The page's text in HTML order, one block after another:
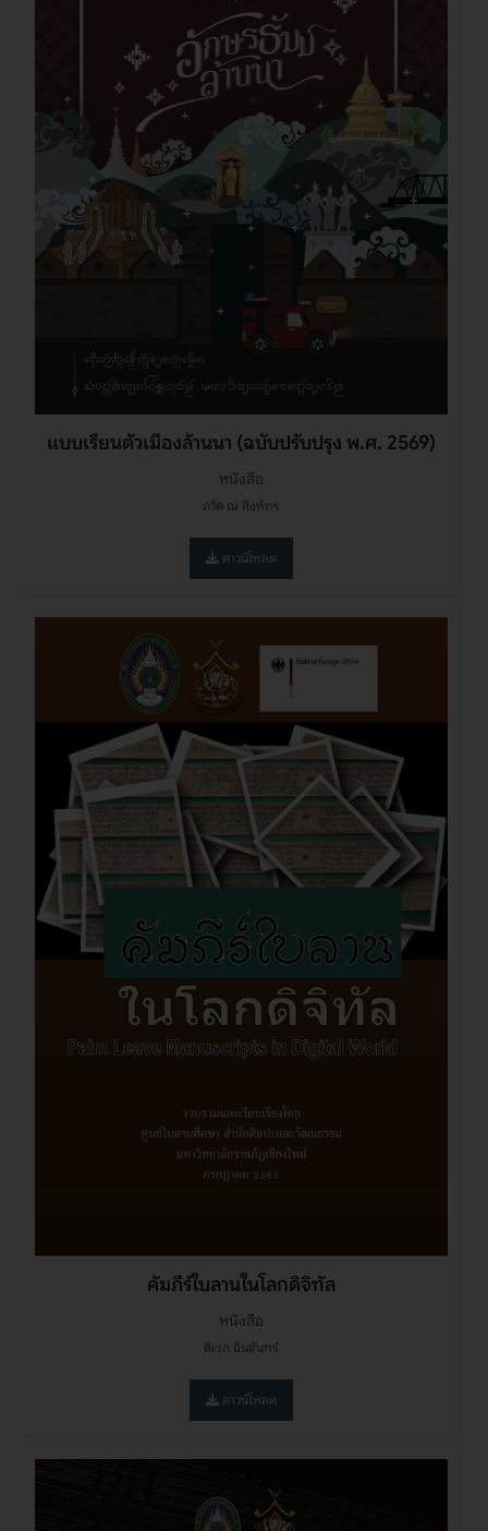
แบบเรียนตัวเมืองล้านนา (ฉบับปรับปรุง พ.ศ. 2569)
หนังสือ
ภวัต ณ สิงห์ทร
ดาวน์โหลด
คัมภีร์ใบลานในโลกดิจิทัล
หนังสือ
ดิเรก อินจันทร์
ดาวน์โหลด